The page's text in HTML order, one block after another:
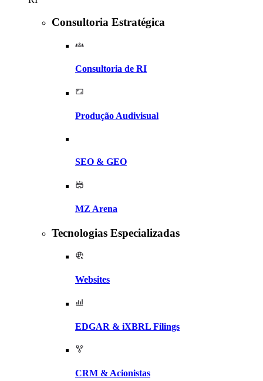
Consultoria Estratégica
Consultoria de RI
Produção Audivisual
SEO & GEO
MZ Arena
Tecnologias Especializadas
Websites
EDGAR & iXBRL Filings
CRM & Acionistas